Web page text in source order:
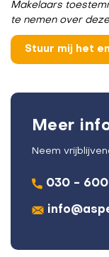
Makelaars
te nemen over
Meer
Neem
030 -